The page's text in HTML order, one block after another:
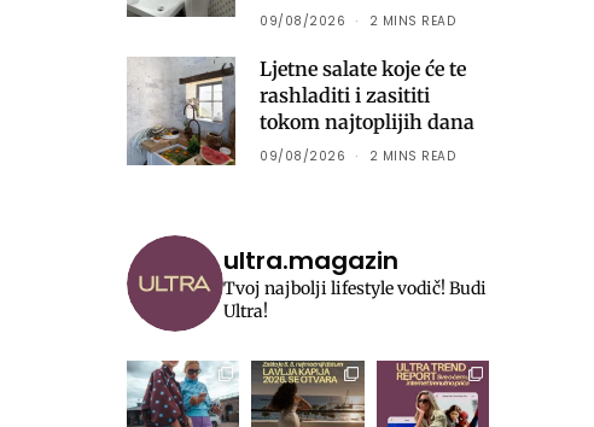
09/08/2026 2 MINS READ
Ljetne salate koje će te
rashladiti i zasititi
tokom najtoplijih dana
09/08/2026 2 MINS READ
ultra.magazin
Tvoj najbolji lifestyle vodič! Budi
Ultra!